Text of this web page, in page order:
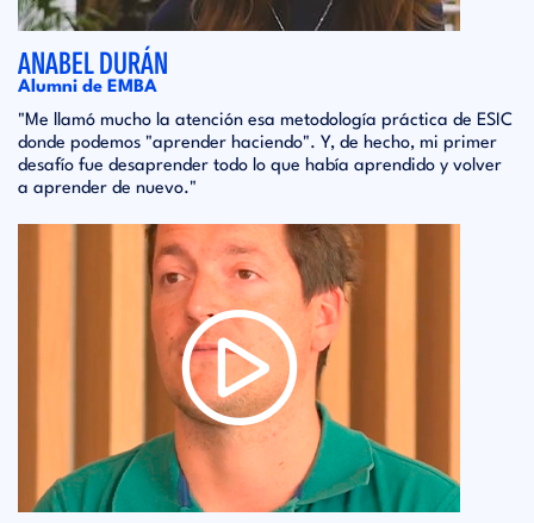
ANABEL DURÁN
Alumni de EMBA
"Me llamó mucho la atención esa metodología práctica de ESIC
donde podemos "aprender haciendo". Y, de hecho, mi primer
desafío fue desaprender todo lo que había aprendido y volver
a aprender de nuevo."